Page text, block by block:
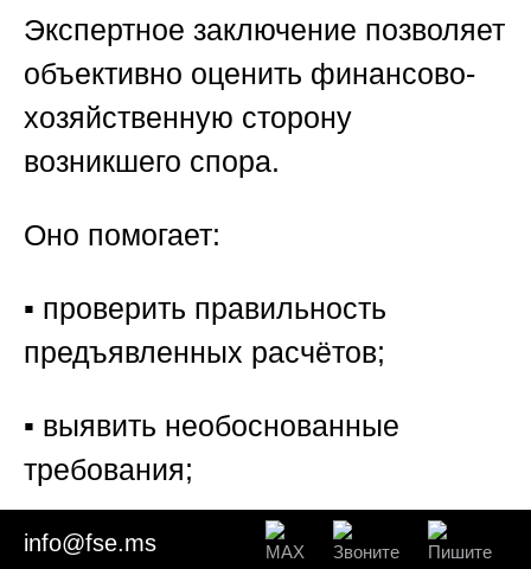
Экспертное заключение позволяет
объективно оценить финансово-
хозяйственную сторону
возникшего спора.
Оно помогает:
▪️ проверить правильность
предъявленных расчётов;
▪️ выявить необоснованные
требования;
▪️ подтвердить ошибки в
info@fse.ms